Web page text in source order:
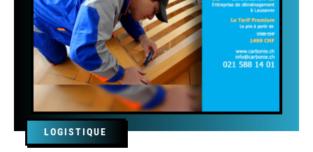
LOGISTIQUE